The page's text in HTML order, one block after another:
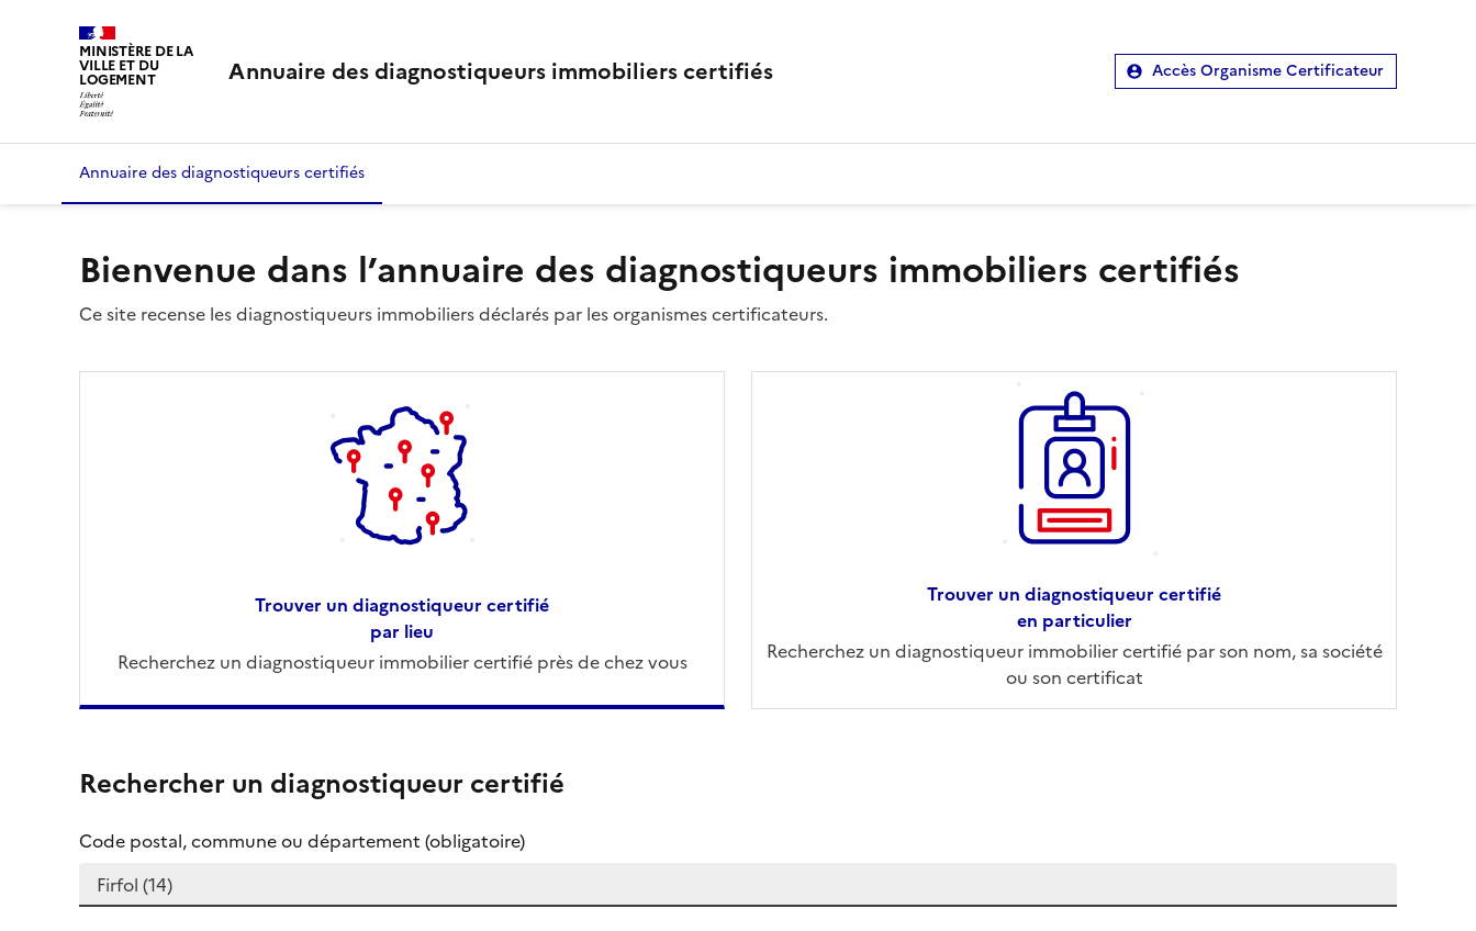
MINISTÈRE DE LA
VILLE ET DU
LOGEMENT Annuaire des diagnostiqueurs immobiliers certifiés Accès Organisme Certificateur
Annuaire des diagnostiqueurs certifiés
Bienvenue dans l’annuaire des diagnostiqueurs immobiliers certifiés
Ce site recense les diagnostiqueurs immobiliers déclarés par les organismes certificateurs.
Trouver un diagnostiqueur certifié
par lieu
Recherchez un diagnostiqueur immobilier certifié près de chez vous
Trouver un diagnostiqueur certifié
en particulier
Recherchez un diagnostiqueur immobilier certifié par son nom, sa société
ou son certificat
Rechercher un diagnostiqueur certifié
Code postal, commune ou département (obligatoire)